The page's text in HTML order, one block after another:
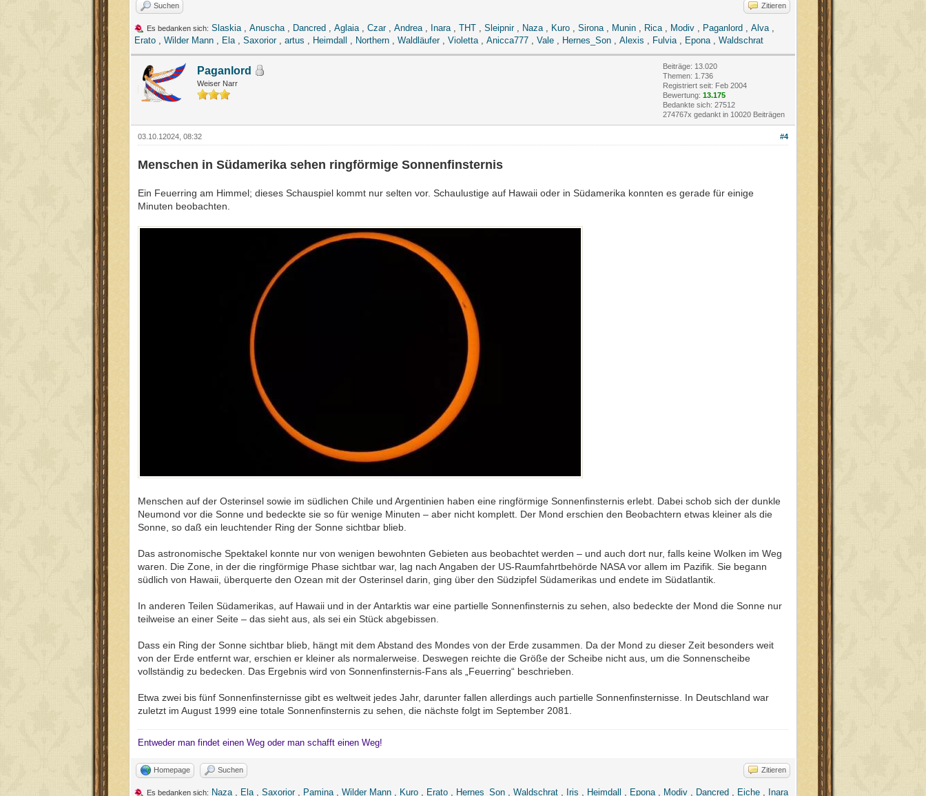
Suchen Zitieren
Es bedanken sich: Slaskia Anuscha Dancred Aglaia Czar, Andrea Inara THT Sleipnir, Naza Kuro Sirona Munin Rica Modiv Paganlord Alva
Erato
Wilder Mann Ela Saxorior, artus Heimdall Northern Waldläufer, Violetta Anicca777 Vale Hernes_Son Alexis Fulvia Epona Waldschrat
Paganlord
Weiser Narr
Beiträge: 13.020
Themen: 1.736
Registriert seit: Feb 2004
Bewertung: 13.175
Bedankte sich: 27512
274767x gedankt in 10020 Beiträgen
#4
03.10.12024, 08:32
Menschen in Südamerika sehen ringförmige Sonnenfinsternis
Ein Feuerring am Himmel; dieses Schauspiel kommt nur selten vor. Schaulustige auf Hawaii oder in Südamerika konnten es gerade für einige
Minuten beobachten.
Menschen auf der Osterinsel sowie im südlichen Chile und Argentinien haben eine ringförmige Sonnenfinsternis erlebt. Dabei schob sich der dunkle
Neumond vor die Sonne und bedeckte sie so für wenige Minuten – aber nicht komplett. Der Mond erschien den Beobachtern etwas kleiner als die
Sonne, so daß ein leuchtender Ring der Sonne sichtbar blieb.
Das astronomische Spektakel konnte nur von wenigen bewohnten Gebieten aus beobachtet werden – und auch dort nur, falls keine Wolken im Weg
waren. Die Zone, in der die ringförmige Phase sichtbar war, lag nach Angaben der US-Raumfahrtbehörde NASA vor allem im Pazifik. Sie begann
südlich von Hawaii, überquerte den Ozean mit der Osterinsel darin, ging über den Südzipfel Südamerikas und endete im Südatlantik.
In anderen Teilen Südamerikas, auf Hawaii und in der Antarktis war eine partielle Sonnenfinsternis zu sehen, also bedeckte der Mond die Sonne nur
teilweise an einer Seite – das sieht aus, als sei ein Stück abgebissen.
Dass ein Ring der Sonne sichtbar blieb, hängt mit dem Abstand des Mondes von der Erde zusammen. Da der Mond zu dieser Zeit besonders weit
von der Erde entfernt war, erschien er kleiner als normalerweise. Deswegen reichte die Größe der Scheibe nicht aus, um die Sonnenscheibe
vollständig zu bedecken. Das Ergebnis wird von Sonnenfinsternis-Fans als „Feuerring“ beschrieben.
Etwa zwei bis fünf Sonnenfinsternisse gibt es weltweit jedes Jahr, darunter fallen allerdings auch partielle Sonnenfinsternisse. In Deutschland war
zuletzt im August 1999 eine totale Sonnenfinsternis zu sehen, die nächste folgt im September 2081.
Entweder man findet einen Weg oder man schafft einen Weg!
Homepage Suchen Zitieren
Es bedanken sich: Naza Ela Saxorior, Pamina Wilder Mann Kuro Erato Hernes_Son Waldschrat Iris Heimdall Epona Modiv Dancred Eiche Inara